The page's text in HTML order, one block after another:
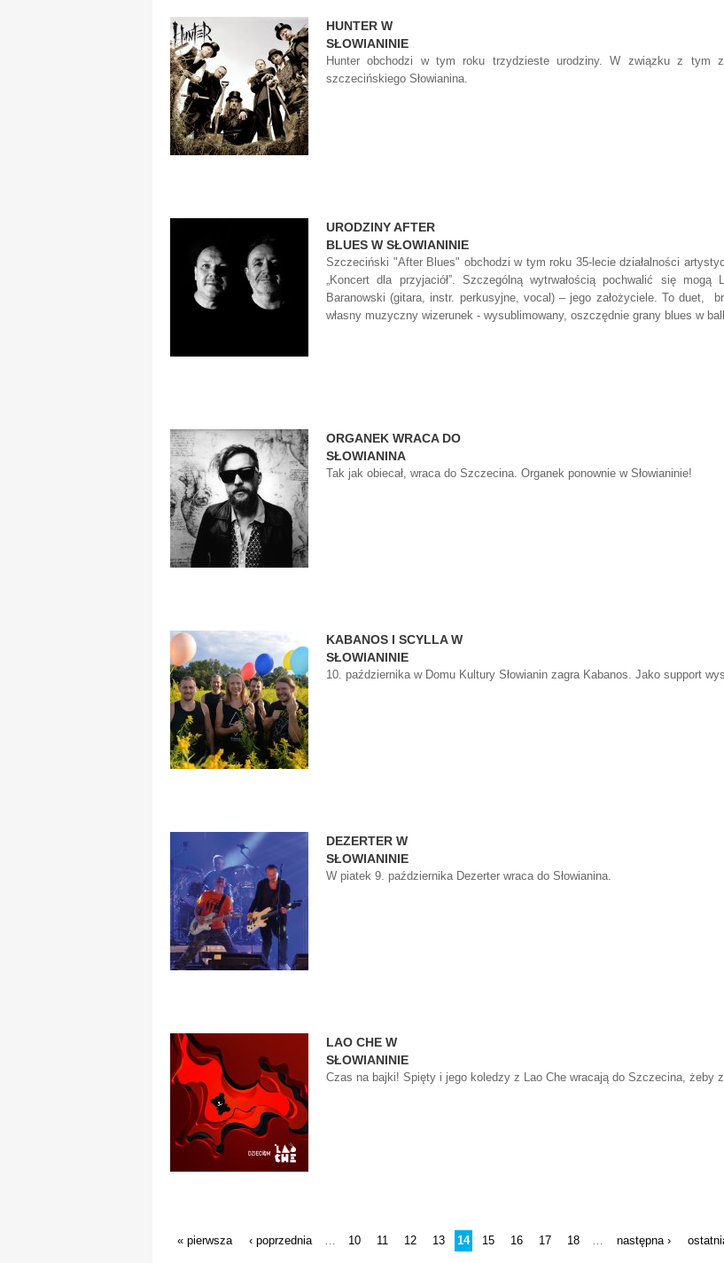
HUNTER W
SŁOWIANINIE
Hunter obchodzi w tym roku trzydzieste urodziny. W związku z tym
szczecińskiego Słowianina.
URODZINY AFTER
BLUES W SŁOWIANINIE
Szczeciński "After Blues" obchodzi w tym roku 35-lecie działalności
„Koncert dla przyjaciół”. Szczególną wytrwałością pochwalić się
Baranowski (gitara, instr. perkusyjne, vocal) – jego założyciele. To duet,
własny muzyczny wizerunek - wysublimowany, oszczędnie grany blues w
ORGANEK WRACA DO
SŁOWIANINA
Tak jak obiecał, wraca do Szczecina. Organek ponownie w Słowianinie!
KABANOS I SCYLLA W
SŁOWIANINIE
10. października w Domu Kultury Słowianin zagra Kabanos. Jako support
DEZERTER W
SŁOWIANINIE
W piatek 9. października Dezerter wraca do Słowianina.
LAO CHE W
SŁOWIANINIE
Czas na bajki! Spięty i jego koledzy z Lao Che wracają do Szczecina, żeby
« pierwsza ‹ poprzednia … 10 11 12 13 14 15 16 17 18 … następna ›